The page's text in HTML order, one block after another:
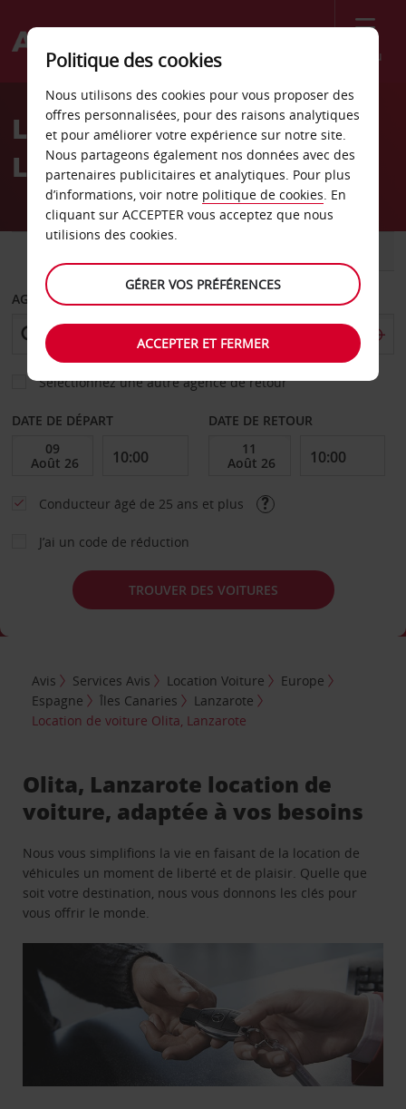
Menu
Welcome
AvisLocation de voiture Olita,
Lanzarote
AGENCE DE DÉPART
Sélectionnez une autre agence de retour
DATE DE DÉPART DATE DE RETOUR
Conducteur âgé de 25 ans et plus
J’ai un code de réduction
TROUVER DES VOITURES
Avis Services Avis Location Voiture
Europe
Espagne
Îles Canaries
Lanzarote
Location de voiture Olita, Lanzarote
Olita, Lanzarote location de
voiture, adaptée à vos besoins
Nous vous simplifions la vie en faisant de la location de
véhicules un moment de liberté et de plaisir. Quelle que
soit votre destination, nous vous donnons les clés pour
vous offrir le monde.
Politique des cookies
Nous utilisons des cookies pour vous proposer des
offres personnalisées, pour des raisons analytiques
et pour améliorer votre expérience sur notre site.
Nous partageons également nos données avec des
partenaires publicitaires et analytiques. Pour plus
d’informations, voir notre politique de cookies. En
cliquant sur ACCEPTER vous acceptez que nous
utilisions des cookies.
GÉRER VOS PRÉFÉRENCES
ACCEPTER ET FERMER